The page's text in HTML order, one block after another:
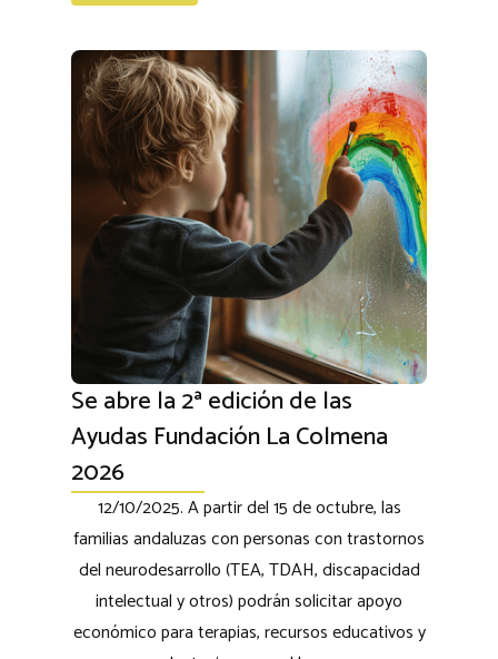
Se abre la 2ª edición de las
Ayudas Fundación La Colmena
2026
12/10/2025. A partir del 15 de octubre, las
familias andaluzas con personas con trastornos
del neurodesarrollo (TEA, TDAH, discapacidad
intelectual y otros) podrán solicitar apoyo
económico para terapias, recursos educativos y